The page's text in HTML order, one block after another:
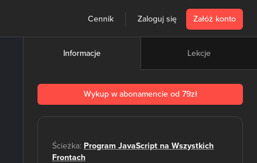
Cennik Zaloguj się Załóż konto
Informacje Lekcje
Wykup w abonamencie od 79zł
Ścieżka: Program JavaScript na Wszystkich
Frontach